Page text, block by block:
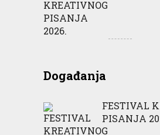
Događanja
FESTIVAL
PISANJA